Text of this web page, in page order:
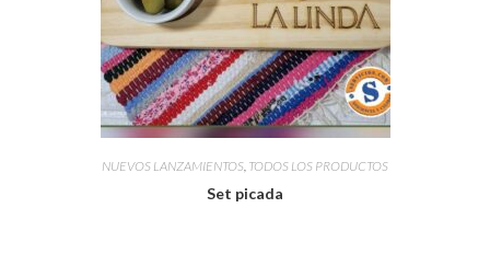
NUEVOS LANZAMIENTOS, TODOS LOS PRODUCTOS
Set picada